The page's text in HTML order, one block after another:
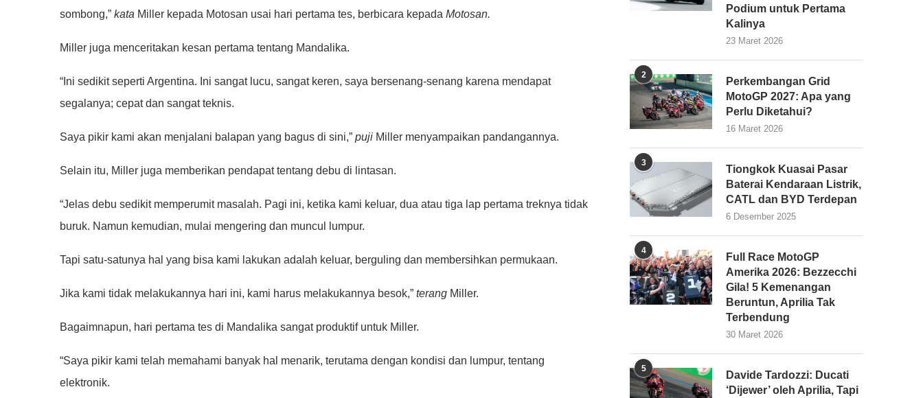
sombong,” kata Miller kepada Motosan usai hari pertama tes, berbicara kepada Motosan.
Miller juga menceritakan kesan pertama tentang Mandalika.
“Ini sedikit seperti Argentina. Ini sangat lucu, sangat keren, saya bersenang-senang karena mendapat
segalanya; cepat dan sangat teknis.
Saya pikir kami akan menjalani balapan yang bagus di sini,” puji Miller menyampaikan pandangannya.
Selain itu, Miller juga memberikan pendapat tentang debu di lintasan.
“Jelas debu sedikit memperumit masalah. Pagi ini, ketika kami keluar, dua atau tiga lap pertama treknya tidak
buruk. Namun kemudian, mulai mengering dan muncul lumpur.
Tapi satu-satunya hal yang bisa kami lakukan adalah keluar, berguling dan membersihkan permukaan.
Jika kami tidak melakukannya hari ini, kami harus melakukannya besok,” terang Miller.
Bagaimnapun, hari pertama tes di Mandalika sangat produktif untuk Miller.
“Saya pikir kami telah memahami banyak hal menarik, terutama dengan kondisi dan lumpur, tentang
elektronik.
Podium untuk Pertama
Kalinya
23 Maret 2026
2
Perkembangan Grid
MotoGP 2027: Apa yang
Perlu Diketahui?
16 Maret 2026
3
Tiongkok Kuasai Pasar
Baterai Kendaraan Listrik,
CATL dan BYD Terdepan
6 Desember 2025
4
Full Race MotoGP
Amerika 2026: Bezzecchi
Gila! 5 Kemenangan
Beruntun, Aprilia Tak
Terbendung
30 Maret 2026
5
Davide Tardozzi: Ducati
‘Dijewer’ oleh Aprilia, Tapi